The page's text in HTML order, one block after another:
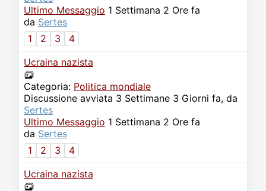
Ultimo Messaggio 1 Settimana 2 Ore fa
da Sertes
1
2 3 4
Ucraina nazista
Categoria: Politica mondiale
Discussione avviata 3 Settimane 3 Giorni fa, da
Sertes
Ultimo Messaggio 1 Settimana 2 Ore fa
da Sertes
1
2 3 4
Ucraina nazista